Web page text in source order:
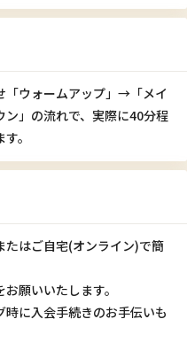
「ウォームアップ」→「メイ
」の流れで、実際に40分程
。
はご自宅(オンライン)で簡
願いいたします。
に入会手続きのお手伝いも